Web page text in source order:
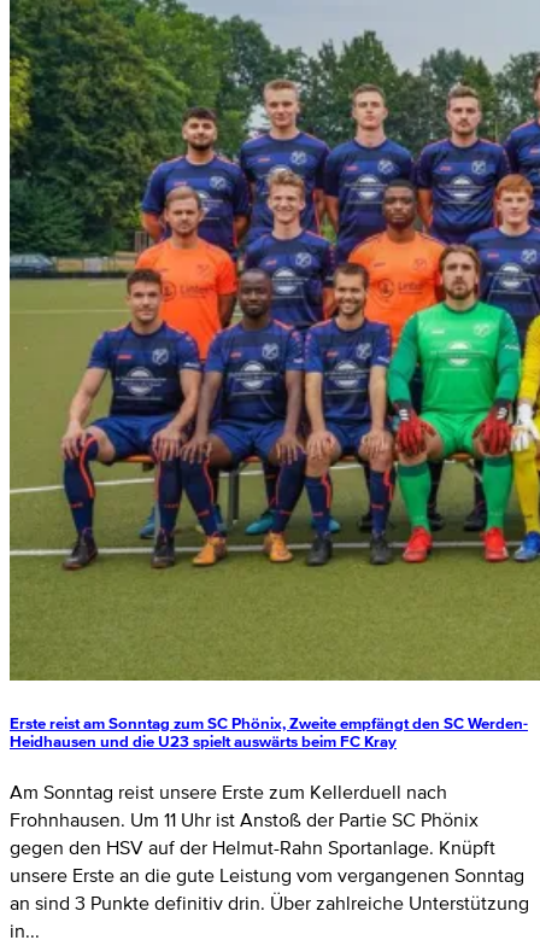
Erste reist am Sonntag zum SC Phönix, Zweite empfängt den SC Werden-
Heidhausen und die U23 spielt auswärts beim FC Kray
Am Sonntag reist unsere Erste zum Kellerduell nach
Frohnhausen. Um 11 Uhr ist Anstoß der Partie SC Phönix
gegen den HSV auf der Helmut-Rahn Sportanlage. Knüpft
unsere Erste an die gute Leistung vom vergangenen Sonntag
an sind 3 Punkte definitiv drin. Über zahlreiche Unterstützung
in...